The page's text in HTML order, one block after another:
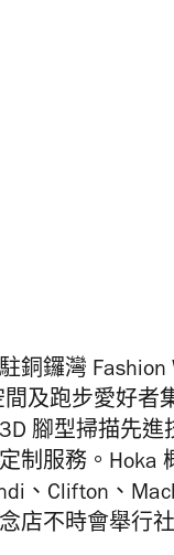
銅鑼灣
及跑步愛好者
腳型掃描先
制服務。Hoka
、Clifton、
店不時會舉行